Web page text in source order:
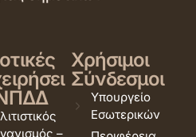
–
Χρήσιμοι
Σύνδεσμοι
Υπουργείο
Εσωτερικών